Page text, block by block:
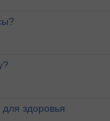
здоровья